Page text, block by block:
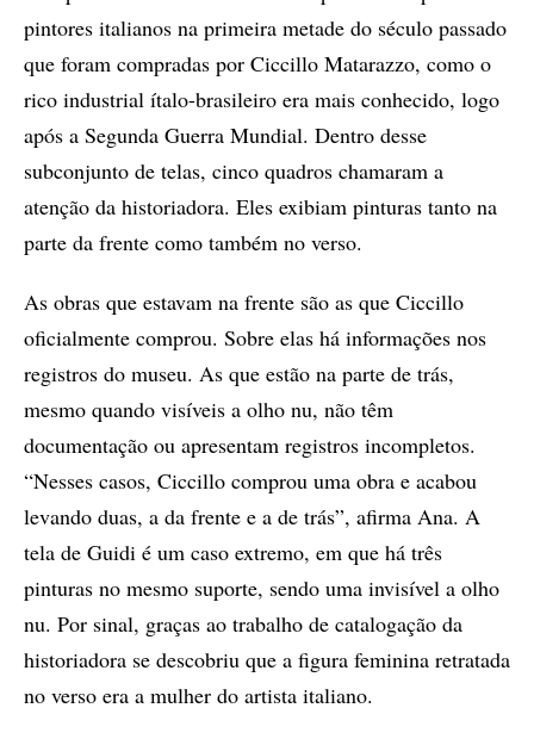
pintores italianos na primeira metade do século passado
que foram compradas por Ciccillo Matarazzo, como o
rico industrial ítalo-brasileiro era mais conhecido, logo
após a Segunda Guerra Mundial. Dentro desse
subconjunto de telas, cinco quadros chamaram a
atenção da historiadora. Eles exibiam pinturas tanto na
parte da frente como também no verso.
As obras que estavam na frente são as que Ciccillo
oficialmente comprou. Sobre elas há informações nos
registros do museu. As que estão na parte de trás,
mesmo quando visíveis a olho nu, não têm
documentação ou apresentam registros incompletos.
“Nesses casos, Ciccillo comprou uma obra e acabou
levando duas, a da frente e a de trás”, afirma Ana. A
tela de Guidi é um caso extremo, em que há três
pinturas no mesmo suporte, sendo uma invisível a olho
nu. Por sinal, graças ao trabalho de catalogação da
historiadora se descobriu que a figura feminina retratada
no verso era a mulher do artista italiano.